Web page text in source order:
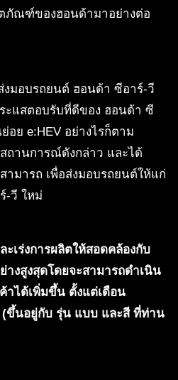
ภัณฑ์ของฮอนด้ามาอย่างต่อ
มอบรถยนต์ ฮอนด้า ซีอาร์-วี
ะแสตอบรับที่ดีของ ฮอนด้า ซี
อย e:HEV อย่างไรก็ตาม
ถานการณ์ดังกล่าว และได้
ามารถ เพื่อส่งมอบรถยนต์ให้แก่
-วี ใหม่
เร่งการผลิตให้สอดคล้องกับ
างสูงสุดโดยจะสามารถดำเนิน
าได้เพิ่มขึ้น ตั้งแต่เดือน
(ขึ้นอยู่กับ รุ่น แบบ และสี ที่ท่าน